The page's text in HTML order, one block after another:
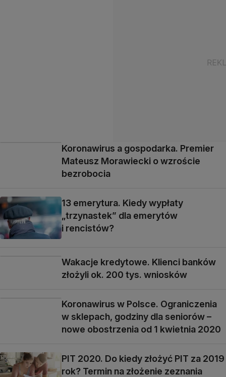
Koronawirus a gospodarka. Premier
Mateusz Morawiecki o wzroście
bezrobocia
13 emerytura. Kiedy wypłaty
„trzynastek” dla emerytów
i rencistów?
Wakacje kredytowe. Klienci banków
złożyli ok. 200 tys. wniosków
Koronawirus w Polsce. Ograniczenia
w sklepach, godziny dla seniorów –
nowe obostrzenia od 1 kwietnia 2020
PIT 2020. Do kiedy złożyć PIT za 2019
rok? Termin na złożenie zeznania